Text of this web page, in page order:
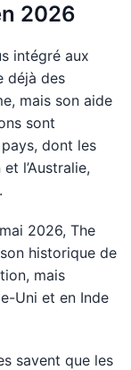
2026
intégré aux
déjà des
mais son aide
sont
dont les
l’Australie,
2026, The
historique de
mais
Uni et en Inde
savent que les